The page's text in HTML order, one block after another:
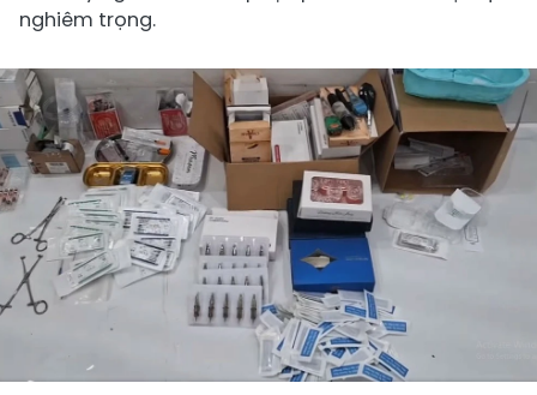
nghiêm trọng.